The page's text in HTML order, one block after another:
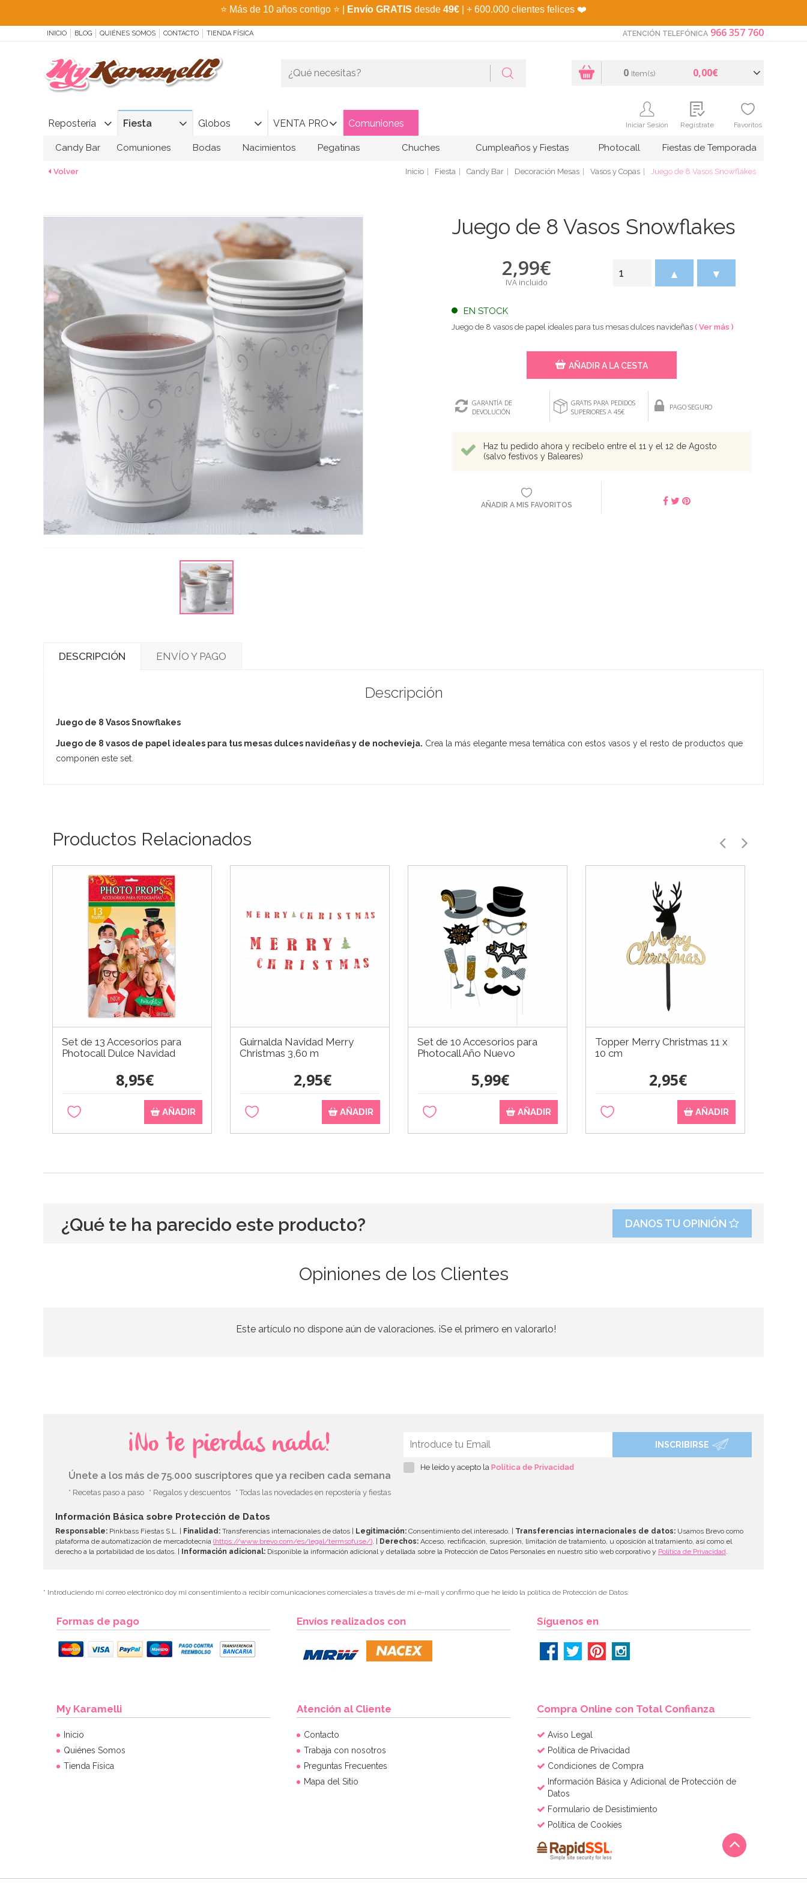
⭐ Más de 10 años contigo ⭐ Envío GRATIS desde 49€ | + 600.000 clientes felices ❤️
INICIO BLOG QUIÉNES SOMOS CONTACTO TIENDA FÍSICA ATENCIÓN TELEFÓNICA 966 357 760
Repostería Fiesta Globos VENTA PRO Comuniones
0 Item(s) 0,00€
Iniciar Sesión Regístrate Favoritos
Candy Bar Comuniones Bodas Nacimientos Pegatinas Chuches Cumpleaños y Fiestas Photocall Fiestas de Temporada
Volver Inicio Fiesta Candy Bar Decoración Mesas Vasos y Copas Juego de 8 Vasos Snowflakes
Juego de 8 Vasos Snowflakes
2,99€
IVA incluido
EN STOCK
▲ ▼
Juego de 8 vasos de papel ideales para tus mesas dulces navideñas ( Ver más )
AÑADIR A LA CESTA
GARANTÍA DE
DEVOLUCIÓN
GRATIS PARA PEDIDOS
SUPERIORES A 45€
PAGO SEGURO
Haz tu pedido ahora y recíbelo entre el 11 y el 12 de Agosto
(salvo festivos y Baleares)
AÑADIR A MIS FAVORITOS
DESCRIPCIÓN ENVÍO Y PAGO
Descripción
Juego de 8 Vasos Snowflakes
Juego de 8 vasos de papel ideales para tus mesas dulces navideñas y de nochevieja. Crea la más elegante mesa temática con estos vasos y el resto de productos que
componen este set.
Productos Relacionados
Set de 13 Accesorios para
Photocall Dulce Navidad
8,95€
AÑADIR
Guirnalda Navidad Merry
Christmas 3,60 m
2,95€
AÑADIR
Set de 10 Accesorios para
Photocall Año Nuevo
5,99€
AÑADIR
Topper Merry Christmas 11 x
10 cm
2,95€
AÑADIR
¿Qué te ha parecido este producto? DANOS TU OPINIÓN
Opiniones de los Clientes
Este artículo no dispone aún de valoraciones. ¡Se el primero en valorarlo!
¡No te pierdas nada!
Únete a los más de 75.000 suscriptores que ya reciben cada semana
* Recetas paso a paso * Regalos y descuentos * Todas las novedades en repostería y fiestas
INSCRIBIRSE
He leído y acepto la Política de Privacidad
Información Básica sobre Protección de Datos
Responsable: Pinkbass Fiestas S.L. | Finalidad: Transferencias internacionales de datos | Legitimación: Consentimiento del interesado. | Transferencias internacionales de datos: Usamos Brevo como
plataforma de automatización de mercadotecnia (https://www.brevo.com/es/legal/termsofuse/) . | Derechos: Acceso, rectificación, supresión, limitación de tratamiento, u oposición al tratamiento, así como el
derecho a la portabilidad de los datos. | Información adicional: Disponible la información adicional y detallada sobre la Protección de Datos Personales en nuestro sitio web corporativo y Política de Privacidad
* Introduciendo mi correo electrónico doy mi consentimiento a recibir comunicaciones comerciales a través de mi e-mail y confirmo que he leído la política de Protección de Datos.
Formas de pago Envíos realizados con Síguenos en
My Karamelli
Inicio
Quiénes Somos
Tienda Física
Atención al Cliente
Contacto
Trabaja con nosotros
Preguntas Frecuentes
Mapa del Sitio
Compra Online con Total Confianza
Aviso Legal
Política de Privacidad
Condiciones de Compra
Información Básica y Adicional de Protección de
Datos
Formulario de Desistimiento
Política de Cookies